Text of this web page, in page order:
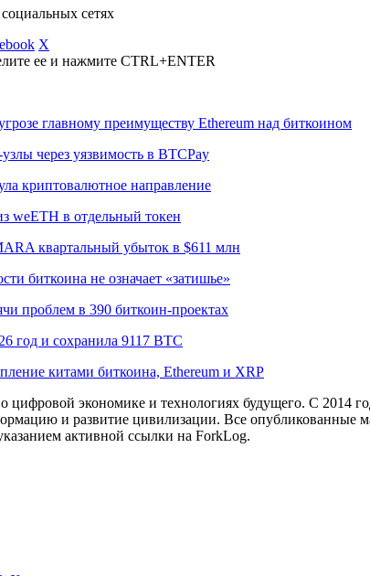
сетях
X
ее и нажмите CTRL+ENTER
главному преимуществу Ethereum над биткоином
через уязвимость в BTCPay
криптовалютное направление
weETH в отдельный токен
квартальный убыток в $611 млн
биткоина не означает «затишье»
проблем в 390 биткоин-проектах
год и сохранила 9117 BTC
китами биткоина, Ethereum и XRP
экономике и технологиях будущего. С 2014
и развитие цивилизации. Все опубликованные
активной ссылки на ForkLog.